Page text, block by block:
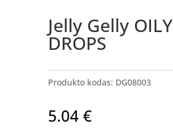
Jelly Gelly OILY
DROPS
Produkto kodas: DG08003
5.04€